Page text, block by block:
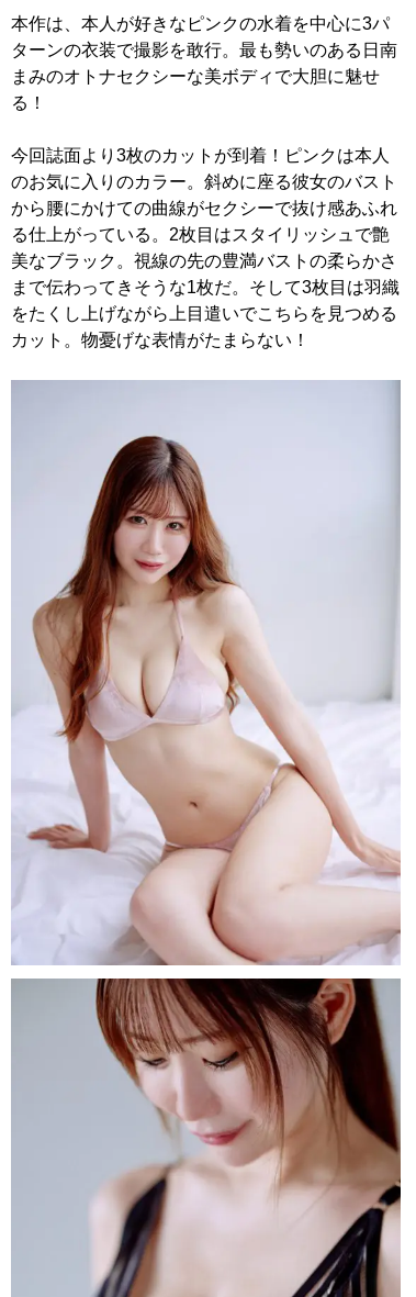
本作は、本人が好きなピンクの水着を中心に3パ
ターンの衣装で撮影を敢行。最も勢いのある日南
まみのオトナセクシーな美ボディで大胆に魅せ
る！
今回誌面より3枚のカットが到着！ピンクは本人
のお気に入りのカラー。斜めに座る彼女のバスト
から腰にかけての曲線がセクシーで抜け感あふれ
る仕上がっている。2枚目はスタイリッシュで艶
美なブラック。視線の先の豊満バストの柔らかさ
まで伝わってきそうな1枚だ。そして3枚目は羽織
をたくし上げながら上目遣いでこちらを見つめる
カット。物憂げな表情がたまらない！